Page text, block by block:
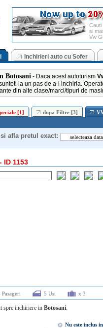
Cauti
si
Vw
Inchirieri auto cu Sofer
Botosani - Daca acest autoturism
la un pas de a-l inchiria.
din alte clase/marci/tipuri de
[1] dupa Filtre [3]
afla pretul exact:
ID 1153
Pasageri 5 Usi x 3
spre inchiriere in Botosani
Nu este inclus